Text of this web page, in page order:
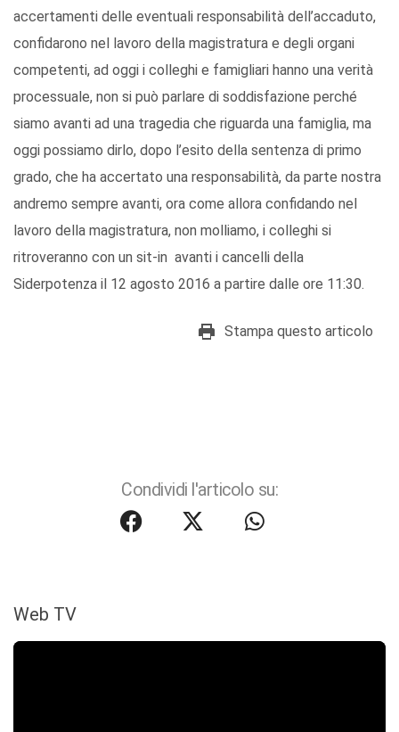
accertamenti delle eventuali responsabilità dell’accaduto,
confidarono nel lavoro della magistratura e degli organi
competenti, ad oggi i colleghi e famigliari hanno una verità
processuale, non si può parlare di soddisfazione perché
siamo avanti ad una tragedia che riguarda una famiglia, ma
oggi possiamo dirlo, dopo l’esito della sentenza di primo
grado, che ha accertato una responsabilità, da parte nostra
andremo sempre avanti, ora come allora confidando nel
lavoro della magistratura, non molliamo, i colleghi si
ritroveranno con un sit-in avanti i cancelli della
Siderpotenza il 12 agosto 2016 a partire dalle ore 11:30.
Stampa questo articolo
Condividi l'articolo su:
Web TV